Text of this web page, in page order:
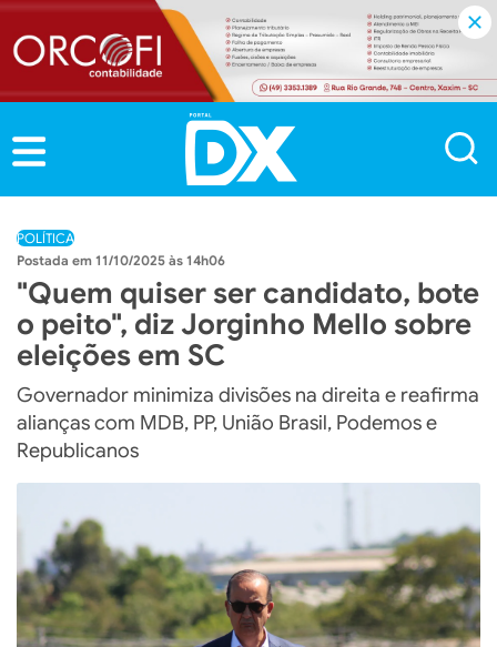
POLÍTICA
11/10/2025 às 14h06
"Quem quiser ser candidato, bote
o peito", diz Jorginho Mello sobre
eleições em SC
Governador minimiza divisões na direita e reafirma
alianças com MDB, PP, União Brasil, Podemos e
Republicanos